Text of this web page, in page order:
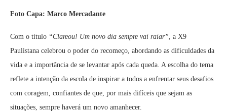
Foto Capa: Marco Mercadante
Com o título “Clareou! Um novo dia sempre vai raiar”, a X9
Paulistana celebrou o poder do recomeço, abordando as dificuldades da
vida e a importância de se levantar após cada queda. A escolha do tema
reflete a intenção da escola de inspirar a todos a enfrentar seus desafios
com coragem, confiantes de que, por mais difíceis que sejam as
situações, sempre haverá um novo amanhecer.